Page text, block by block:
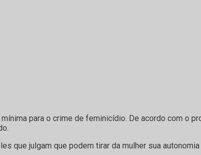
para o crime de feminicídio. De acordo com o
que julgam que podem tirar da mulher sua